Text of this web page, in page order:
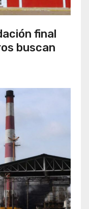
final
buscan